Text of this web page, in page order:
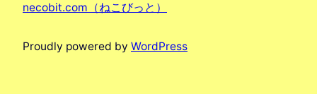
necobit.com（ねこびっと）
Proudly powered by WordPress